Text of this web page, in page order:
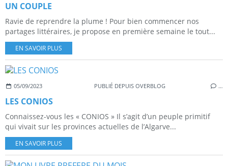
UN COUPLE
Ravie de reprendre la plume ! Pour bien commencer nos
partages littéraires, je propose en première semaine le tout...
EN SAVOIR PLUS
05/09/2023 PUBLIÉ DEPUIS OVERBLOG …
LES CONIOS
Connaissez-vous les « CONIOS » Il s’agit d’un peuple primitif
qui vivait sur les provinces actuelles de l’Algarve...
EN SAVOIR PLUS